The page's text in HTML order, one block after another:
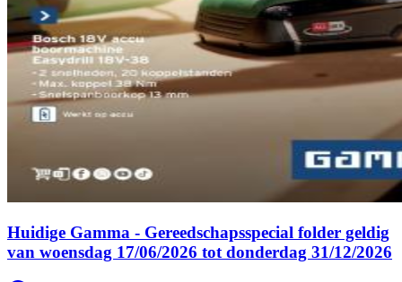
Huidige Gamma - Gereedschapsspecial folder geldig
van woensdag 17/06/2026 tot donderdag 31/12/2026